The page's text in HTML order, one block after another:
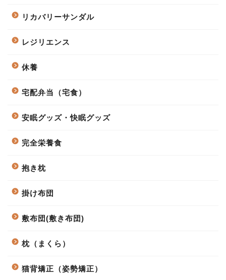
リカバリーサンダル
レジリエンス
休養
宅配弁当（宅食）
安眠グッズ・快眠グッズ
完全栄養食
抱き枕
掛け布団
敷布団(敷き布団)
枕（まくら）
猫背矯正（姿勢矯正）